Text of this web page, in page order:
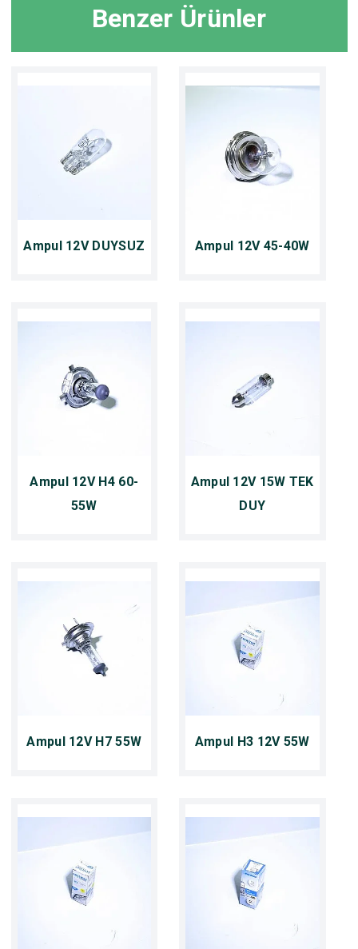
Benzer Ürünler
Ampul 12V DUYSUZ Ampul 12V 45-40W
Ampul 12V H4 60-
55W
Ampul 12V 15W TEK
DUY
Ampul 12V H7 55W Ampul H3 12V 55W